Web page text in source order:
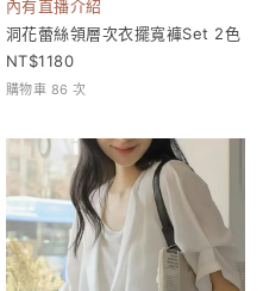
內有直播介紹
洞花蕾絲領層次衣擺寬褲Set 2色
1180
購物車 86 次